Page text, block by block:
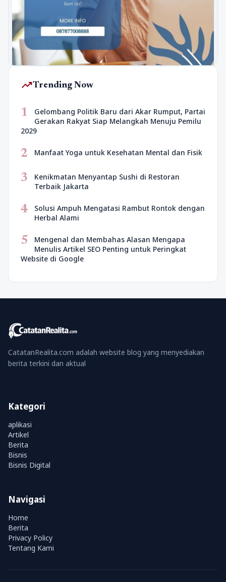
trending_upTrending Now
1
Gelombang Politik Baru dari Akar Rumput, Partai
Gerakan Rakyat Siap Melangkah Menuju Pemilu
2029
2 Manfaat Yoga untuk Kesehatan Mental dan Fisik
3
Kenikmatan Menyantap Sushi di Restoran
Terbaik Jakarta
4
Solusi Ampuh Mengatasi Rambut Rontok dengan
Herbal Alami
5
Mengenal dan Membahas Alasan Mengapa
Menulis Artikel SEO Penting untuk Peringkat
Website di Google
CatatanRealita.com adalah website blog yang menyediakan
berita terkini dan aktual
Kategori
aplikasi
Artikel
Berita
Bisnis
Bisnis Digital
Navigasi
Home
Berita
Privacy Policy
Tentang Kami